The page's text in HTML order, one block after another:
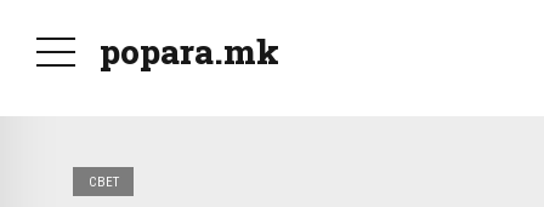
popara.mk
СВЕТ